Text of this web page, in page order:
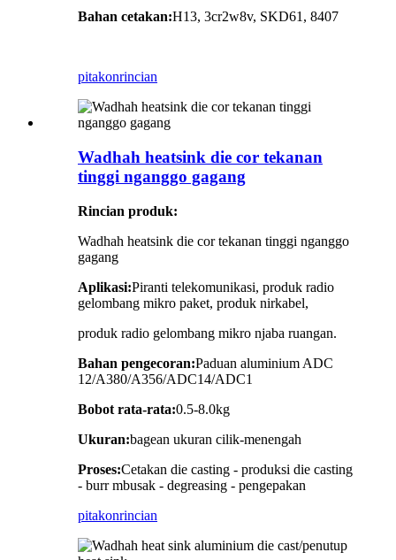
Bahan cetakan:H13, 3cr2w8v, SKD61, 8407
pitakonrincian
Wadhah heatsink die cor tekanan
tinggi nganggo gagang
Rincian produk:
Wadhah heatsink die cor tekanan tinggi nganggo
gagang
Aplikasi:Piranti telekomunikasi, produk radio
gelombang mikro paket, produk nirkabel,
produk radio gelombang mikro njaba ruangan.
Bahan pengecoran:Paduan aluminium ADC
12/A380/A356/ADC14/ADC1
Bobot rata-rata:0.5-8.0kg
Ukuran:bagean ukuran cilik-menengah
Proses:Cetakan die casting - produksi die casting
- burr mbusak - degreasing - pengepakan
pitakonrincian